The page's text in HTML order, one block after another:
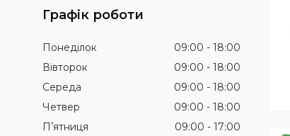
Графік роботи
Понеділок 09:00
18:00
Вівторок
09:00
18:00
Середа
09:00
18:00
Четвер
09:00
18:00
Пʼятниця
09:00
17:00